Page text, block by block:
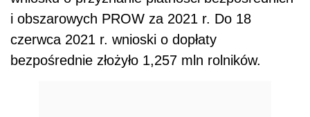
i obszarowych PROW za 2021 r. Do 18
czerwca 2021 r. wnioski o dopłaty
bezpośrednie złożyło 1,257 mln rolników.